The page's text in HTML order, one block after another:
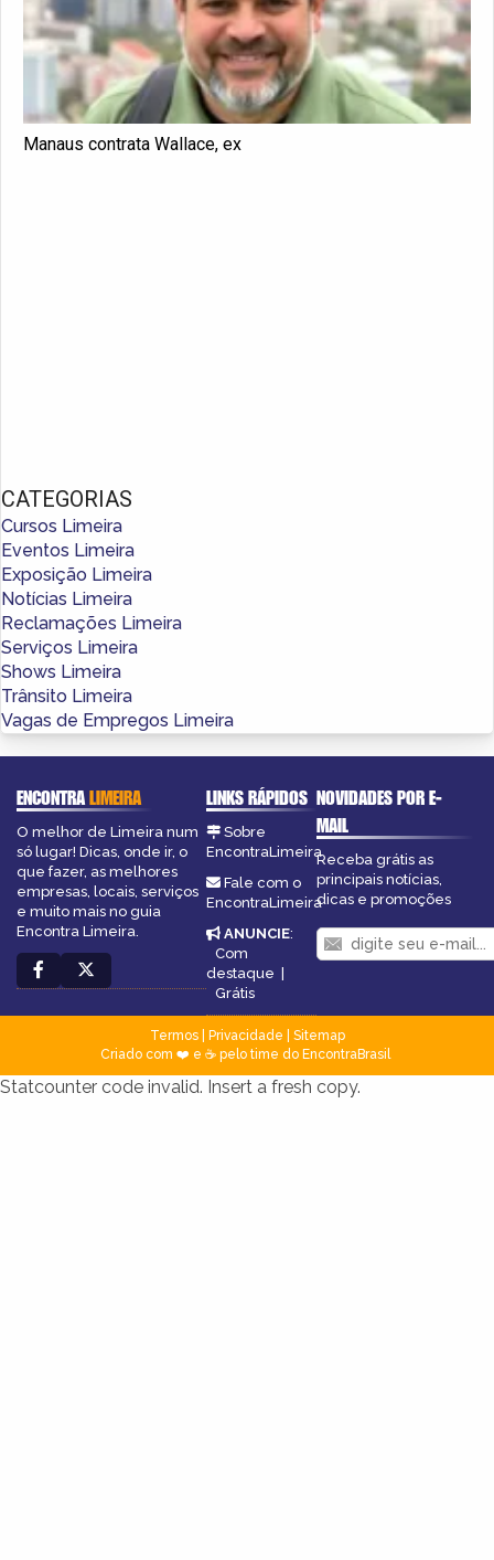
Manaus contrata Wallace, ex
CATEGORIAS
Cursos Limeira
Eventos Limeira
Exposição Limeira
Notícias Limeira
Reclamações Limeira
Serviços Limeira
Shows Limeira
Trânsito Limeira
Vagas de Empregos Limeira
ENCONTRALIMEIRA
O melhor de Limeira num
só lugar! Dicas, onde ir, o
que fazer, as melhores
empresas, locais, serviços
e muito mais no guia
Encontra Limeira.
LINKS RÁPIDOS
Sobre
EncontraLimeira
Fale com o
EncontraLimeira
ANUNCIE:
Com
destaque
Grátis
NOVIDADES POR E-
MAIL
Receba grátis as
principais notícias,
dicas e promoções
Termos| Privacidade
Sitemap
Criado com ❤️ e ☕ pelo time do EncontraBrasil
Statcounter code invalid. Insert a fresh copy.